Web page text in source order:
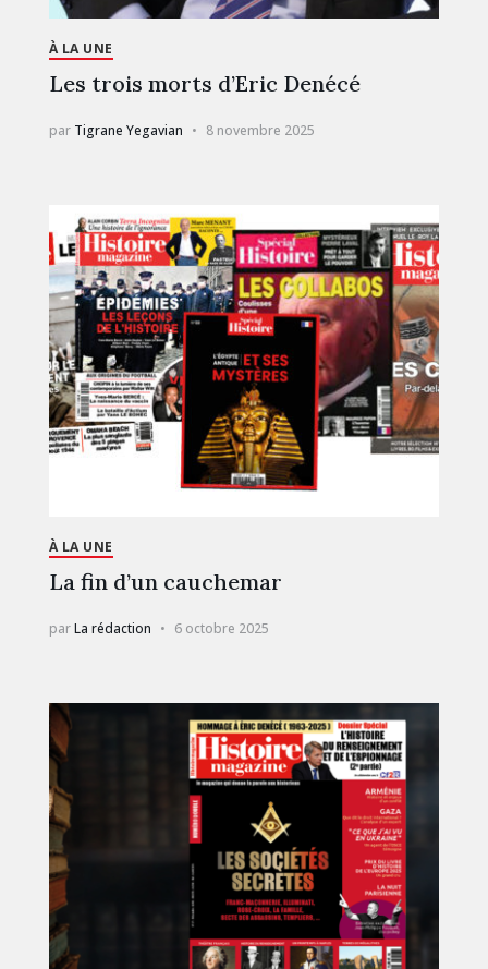
À LA UNE
Les trois morts d’Eric Denécé
par Tigrane Yegavian 8 novembre 2025
À LA UNE
La fin d’un cauchemar
parLa rédaction 6 octobre 2025